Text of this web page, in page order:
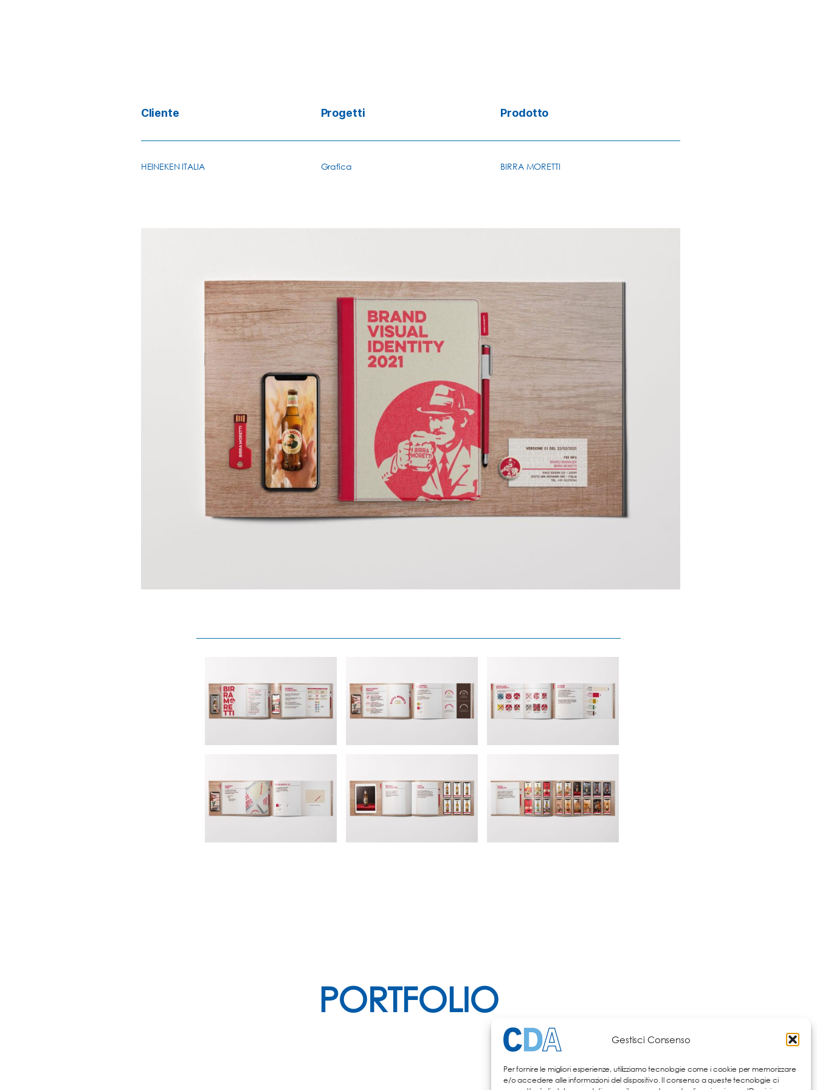
Gestisci Consenso
Per fornire le migliori esperienze, utilizziamo tecnologie come i cookie per memorizzare
e/o accedere alle informazioni del dispositivo. Il consenso a queste tecnologie ci
Cliente
HEINEKEN ITALIA
Progetti
Grafica
Prodotto
BIRRA MORETTI
PORTFOLIO